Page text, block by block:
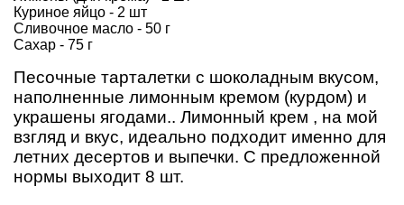
Куриное яйцо - 2 шт
Сливочное масло - 50 г
Сахар - 75 г
Песочные тарталетки с шоколадным вкусом,
наполненные лимонным кремом (курдом) и
украшены ягодами.. Лимонный крем , на мой
взгляд и вкус, идеально подходит именно для
летних десертов и выпечки. С предложенной
нормы выходит 8 шт.